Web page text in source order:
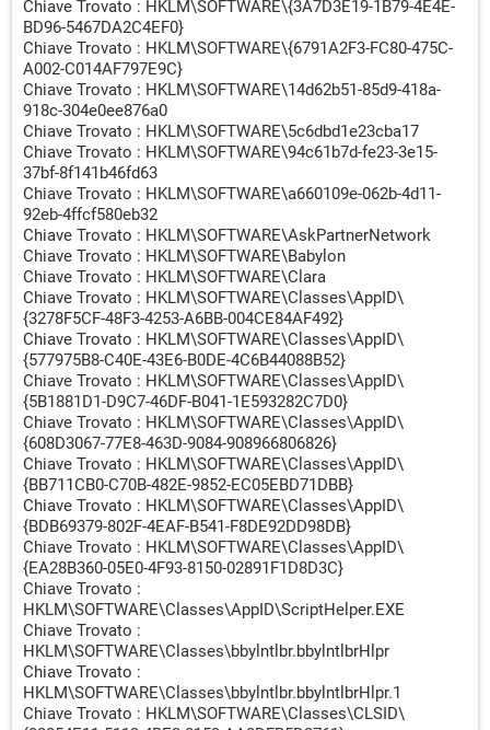
Error reading User MBR! ([15] Dispositivo non pronto. )
Error reading LL1 MBR! NOT VALID!
Error reading LL2 MBR! ([32] Richiesta non supportata. )
+++++ PhysicalDrive2: HP photosmart 7700 USB Device
+++++
Error reading User MBR! ([15] Dispositivo non pronto. )
Error reading LL1 MBR! NOT VALID!
Error reading LL2 MBR! ([32] Richiesta non supportata. )
Chiave Trovato : HKLM\SOFTWARE\{3A7D3E19-1B79-4E4E-
BD96-5467DA2C4EF0}
Chiave Trovato : HKLM\SOFTWARE\{6791A2F3-FC80-475C-
A002-C014AF797E9C}
Chiave Trovato : HKLM\SOFTWARE\14d62b51-85d9-418a-
918c-304e0ee876a0
Chiave Trovato : HKLM\SOFTWARE\5c6dbd1e23cba17
Chiave Trovato : HKLM\SOFTWARE\94c61b7d-fe23-3e15-
37bf-8f141b46fd63
Chiave Trovato : HKLM\SOFTWARE\a660109e-062b-4d11-
92eb-4ffcf580eb32
Chiave Trovato : HKLM\SOFTWARE\AskPartnerNetwork
Chiave Trovato : HKLM\SOFTWARE\Babylon
Chiave Trovato : HKLM\SOFTWARE\Clara
Chiave Trovato : HKLM\SOFTWARE\Classes\AppID\
{3278F5CF-48F3-4253-A6BB-004CE84AF492}
Chiave Trovato : HKLM\SOFTWARE\Classes\AppID\
{577975B8-C40E-43E6-B0DE-4C6B44088B52}
Chiave Trovato : HKLM\SOFTWARE\Classes\AppID\
{5B1881D1-D9C7-46DF-B041-1E593282C7D0}
Chiave Trovato : HKLM\SOFTWARE\Classes\AppID\
{608D3067-77E8-463D-9084-908966806826}
Chiave Trovato : HKLM\SOFTWARE\Classes\AppID\
{BB711CB0-C70B-482E-9852-EC05EBD71DBB}
Chiave Trovato : HKLM\SOFTWARE\Classes\AppID\
{BDB69379-802F-4EAF-B541-F8DE92DD98DB}
Chiave Trovato : HKLM\SOFTWARE\Classes\AppID\
{EA28B360-05E0-4F93-8150-02891F1D8D3C}
Chiave Trovato :
HKLM\SOFTWARE\Classes\AppID\ScriptHelper.EXE
Chiave Trovato :
HKLM\SOFTWARE\Classes\bbylntlbr.bbylntlbrHlpr
Chiave Trovato :
HKLM\SOFTWARE\Classes\bbylntlbr.bbylntlbrHlpr.1
Chiave Trovato : HKLM\SOFTWARE\Classes\CLSID\